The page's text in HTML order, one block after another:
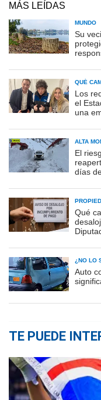
MÁS LEÍDAS
MUNDO
Su
QUÉ
Los
el
una
ALTA
El
días
Qué
¿NO LO
Auto
TE PUEDE